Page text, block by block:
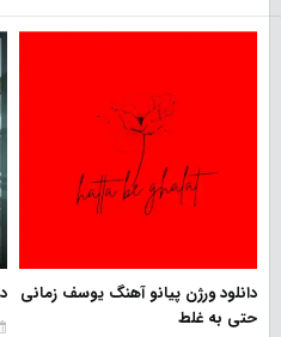
دانلود ورژن پیانو آهنگ یوسف زمانی
حتی به غلط